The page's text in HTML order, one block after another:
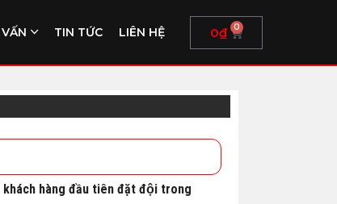
TIN TỨC LIÊN HỆ 0₫ 0
khách hàng đầu tiên đặt đội trong